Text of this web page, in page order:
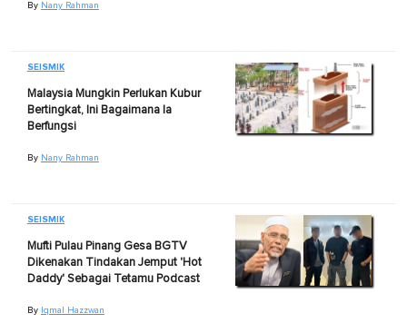
By Nany Rahman
SEISMIK
Malaysia Mungkin Perlukan Kubur
Bertingkat, Ini Bagaimana Ia
Berfungsi
By Nany Rahman
SEISMIK
Mufti Pulau Pinang Gesa BGTV
Dikenakan Tindakan Jemput 'Hot
Daddy' Sebagai Tetamu Podcast
By Iqmal Hazzwan